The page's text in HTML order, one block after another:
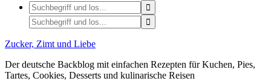
Zucker, Zimt und Liebe
Der deutsche Backblog mit einfachen Rezepten für Kuchen, Pies,
Tartes, Cookies, Desserts und kulinarische Reisen